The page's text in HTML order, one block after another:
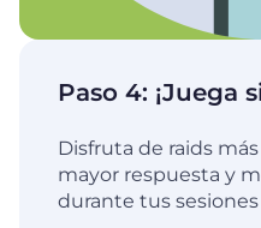
Paso 4: ¡Juega
Disfruta de raids
mayor respuesta y
durante tus